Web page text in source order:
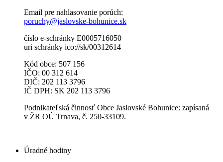
Email pre nahlasovanie porúch:
poruchy@jaslovske-bohunice.sk
číslo e-schránky E0005716050
uri schránky ico://sk/00312614
Kód obce: 507 156
IČO: 00 312 614
DIČ: 202 113 3796
IČ DPH: SK 202 113 3796
Podnikateľská činnosť Obce Jaslovské Bohunice: zapísaná
v ŽR OÚ Trnava, č. 250-33109.
Úradné hodiny